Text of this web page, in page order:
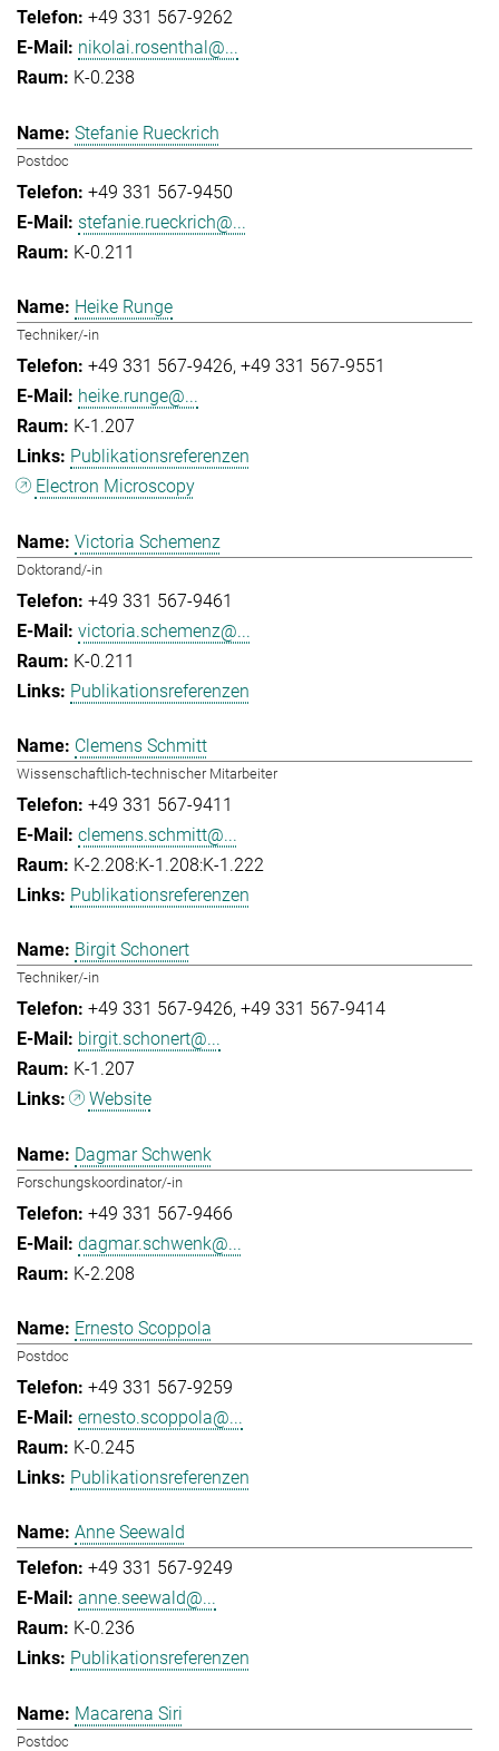
+49 331 567-9262
nikolai.rosenthal@...
K-0.238
Stefanie Rueckrich
Postdoc
+49 331 567-9450
stefanie.rueckrich@...
K-0.211
Heike Runge
Techniker/-in
+49 331 567-9426 +49 331 567-9551
heike.runge@...
K-1.207
Publikationsreferenzen
Electron Microscopy
Victoria Schemenz
Doktorand/-in
+49 331 567-9461
victoria.schemenz@...
K-0.211
Publikationsreferenzen
Clemens Schmitt
Wissenschaftlich-technischer Mitarbeiter
+49 331 567-9411
clemens.schmitt@...
K-2.208:K-1.208:K-1.222
Publikationsreferenzen
Birgit Schonert
Techniker/-in
+49 331 567-9426 +49 331 567-9414
birgit.schonert@...
K-1.207
Website
Dagmar Schwenk
Forschungskoordinator/-in
+49 331 567-9466
dagmar.schwenk@...
K-2.208
Ernesto Scoppola
Postdoc
+49 331 567-9259
ernesto.scoppola@...
K-0.245
Publikationsreferenzen
Anne Seewald
+49 331 567-9249
anne.seewald@...
K-0.236
Publikationsreferenzen
Macarena Siri
Postdoc